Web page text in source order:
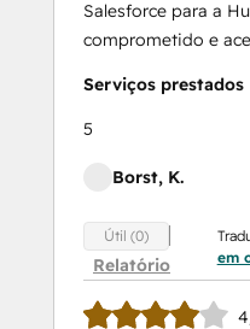
Salesforce para a
comprometido e
Serviços prestados
5
Borst, K.
Útil (0)
Relatório
em